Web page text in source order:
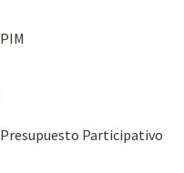
PIM
Presupuesto Participativo